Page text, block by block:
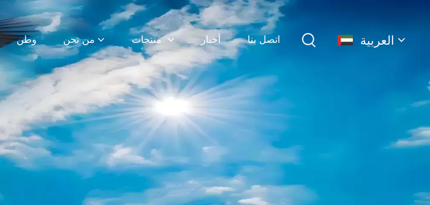
وطن من نحن منتجات أخبار اتصل بنا العربية